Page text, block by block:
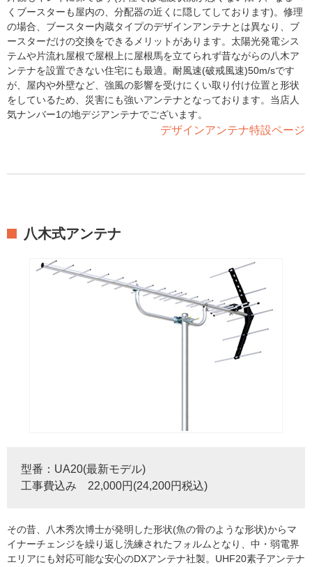
くブースターも屋内の、分配器の近くに隠してしております)。修理
の場合、ブースター内蔵タイプのデザインアンテナとは異なり、ブ
ースターだけの交換をできるメリットがあります。太陽光発電シス
テムや片流れ屋根で屋根上に屋根馬を立てられず昔ながらの八木ア
ンテナを設置できない住宅にも最適。耐風速(破戒風速)50m/sです
が、屋内や外壁など、強風の影響を受けにくい取り付け位置と形状
をしているため、災害にも強いアンテナとなっております。当店人
気ナンバー1の地デジアンテナでございます。
デザインアンテナ特設ページ
八木式アンテナ
型番：UA20(最新モデル)
工事費込み 22,000円(24,200円税込)
その昔、八木秀次博士が発明した形状(魚の骨のような形状)からマ
イナーチェンジを繰り返し洗練されたフォルムとなり、中・弱電界
エリアにも対応可能な安心のDXアンテナ社製。UHF20素子アンテナ